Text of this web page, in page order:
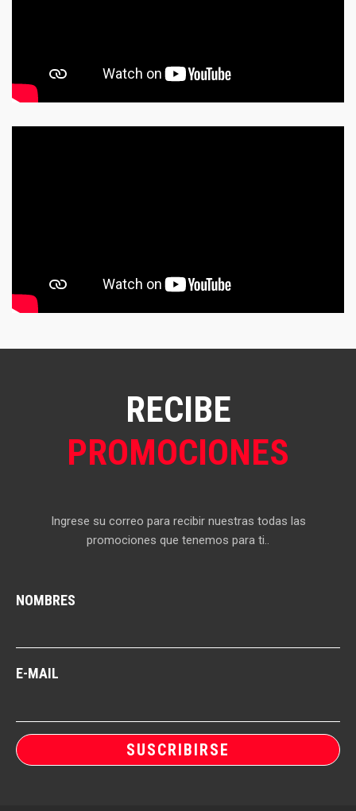
RECIBE
PROMOCIONES
Ingrese su correo para recibir nuestras todas las
promociones que tenemos para ti..
NOMBRES
E-MAIL
SUSCRIBIRSE